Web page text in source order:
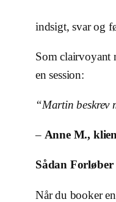
indsigt, svar og
Som clairvoyant
en session:
“Martin beskrev
– Anne M.,
Sådan
Når du booker